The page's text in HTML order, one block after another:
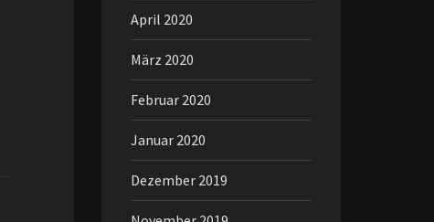
April 2020
März 2020
Februar 2020
Januar 2020
Dezember 2019